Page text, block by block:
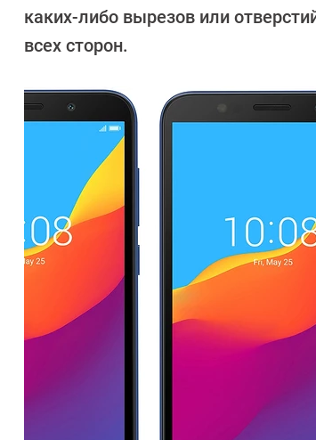
каких-либо вырезов или
всех сторон.